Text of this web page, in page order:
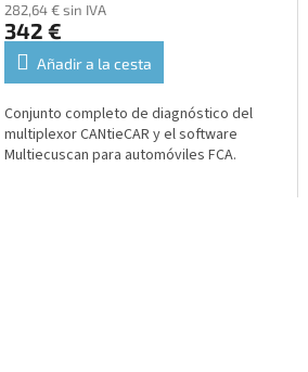
282,64 € sin IVA
342 €
Añadir a la cesta
Conjunto completo de diagnóstico del
multiplexor CANtieCAR y el software
Multiecuscan para automóviles FCA.